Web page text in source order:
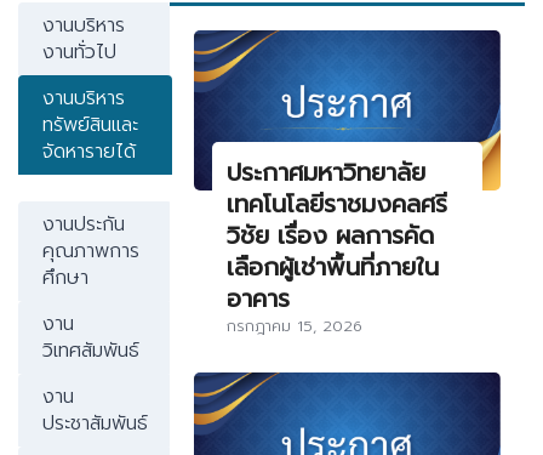
งานบริหาร
งานทั่วไป
งานบริหาร
ทรัพย์สินและ
จัดหารายได้
งานประกัน
คุณภาพการ
ศึกษา
งาน
วิเทศสัมพันธ์
งาน
ประชาสัมพันธ์
ประกาศมหาวิทยาลัย
เทคโนโลยีราชมงคลศรี
วิชัย เรื่อง ผลการคัด
เลือกผู้เช่าพื้นที่ภายใน
อาคาร
กรกฎาคม 15, 2026